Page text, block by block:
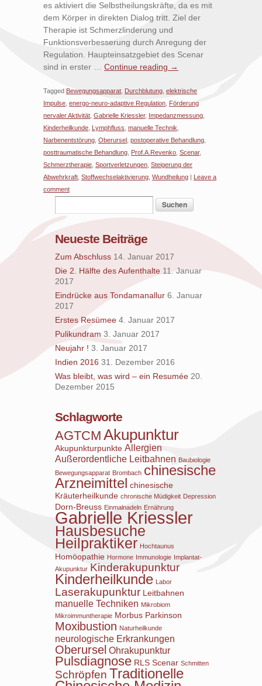
es aktiviert die Selbstheilungskräfte, da es mit
dem Körper in direkten Dialog tritt. Ziel der
Therapie ist Schmerzlinderung und
Funktionsverbesserung durch Anregung der
Regulation. Haupteinsatzgebiet des Scenar
sind in erster … Continue reading →
Tagged Bewegungsapparat Durchblutung elektrische
Impulse energo-neuro-adaptive Regulation Förderung
nervaler Aktivität Gabrielle Kriessler, Impedanzmessung
Kinderheilkunde Lymphfluss manuelle Technik
Narbenentstörung Oberursel postoperative Behandlung
posttraumatische Behandlung Prof.A.Revenko Scenar,
Schmerztherapie Sportverletzungen Steigerung der
Abwehrkraft Stoffwechselaktivierung Wundheilung | Leave a
comment
Neueste Beiträge
Zum Abschluss 14. Januar 2017
Die 2. Hälfte des Aufenthalte 11. Januar
2017
Eindrücke aus Tondamanallur 6. Januar
2017
Erstes Resümee 4. Januar 2017
Pulikundram 3. Januar 2017
Neujahr ! 3. Januar 2017
Indien 2016 31. Dezember 2016
Was bleibt, was wird – ein Resumée 20.
Dezember 2015
Schlagworte
AGTCM Akupunktur
Akupunkturpunkte Allergien
Außerordentliche Leitbahnen Baubiologie
Bewegungsapparat Brombach chinesische
Arzneimittel chinesische
Kräuterheilkunde chronische Müdigkeit Depression
Dorn-Breuss Einmalnadeln Ernährung
Gabrielle Kriessler
Hausbesuche
Heilpraktiker Hochtaunus
Homöopathie Hormone Immunologie Implantat-
Akupunktur Kinderakupunktur
Kinderheilkunde Labor
Laserakupunktur Leitbahnen
manuelle Techniken Mikrobiom
Mikroimmuntherapie Morbus Parkinson
Moxibustion Naturheilkunde
neurologische Erkrankungen
Oberursel Ohrakupunktur
Pulsdiagnose RLS Scenar Schmitten
Schröpfen Traditionelle